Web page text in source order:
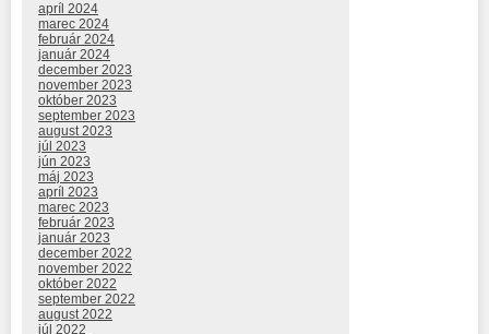
apríl 2024
marec 2024
február 2024
január 2024
december 2023
november 2023
október 2023
september 2023
august 2023
júl 2023
jún 2023
máj 2023
apríl 2023
marec 2023
február 2023
január 2023
december 2022
november 2022
október 2022
september 2022
august 2022
júl 2022